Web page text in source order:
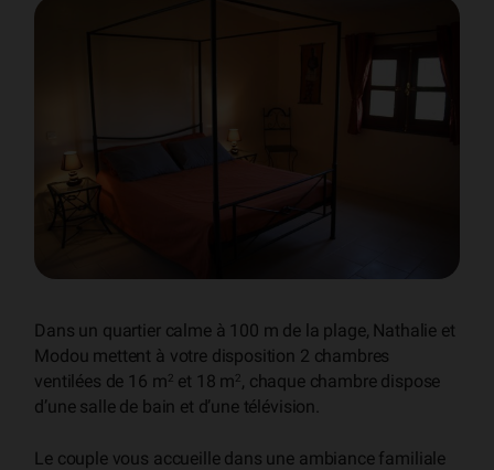
Dans un quartier calme à 100 m de la plage, Nathalie et
Modou mettent à votre disposition 2 chambres
ventilées de 16 m2 et 18 m2, chaque chambre dispose
d’une salle de bain et d’une télévision.
Le couple vous accueille dans une ambiance familiale